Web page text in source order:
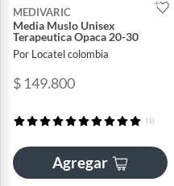
MEDIVARIC
Media Muslo Unisex
Terapeutica Opaca 20-30
Por Locatel colombia
$ 149.800
(1)
Agregar